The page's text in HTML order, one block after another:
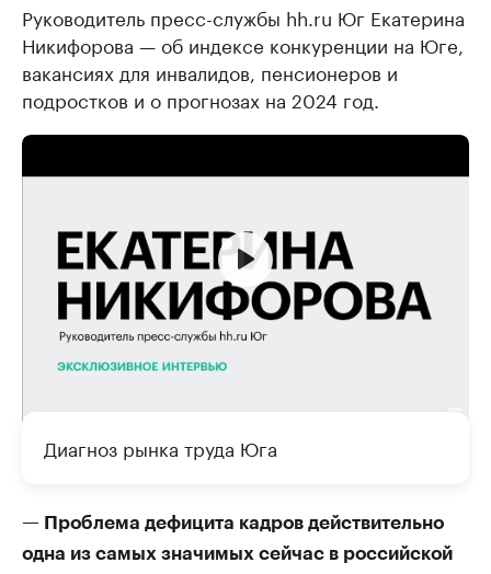
Руководитель пресс-службы hh.ru Юг Екатерина
Никифорова — об индексе конкуренции на Юге,
вакансиях для инвалидов, пенсионеров и
подростков и о прогнозах на 2024 год.
Диагноз рынка труда Юга
— Проблема дефицита кадров действительно
одна из самых значимых сейчас в российской